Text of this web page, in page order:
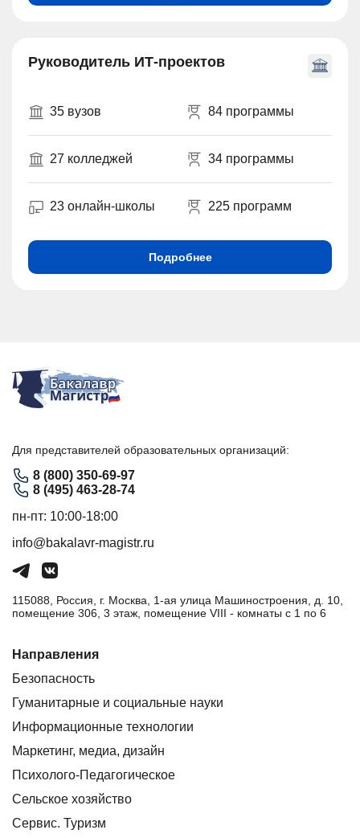
Руководитель ИТ-проектов
35 вузов 84 программы
27 колледжей 34 программы
23 онлайн-школы 225 программ
Подробнее
Для представителей образовательных организаций:
8 (800) 350-69-97
8 (495) 463-28-74
пн-пт: 10:00-18:00
info@bakalavr-magistr.ru
115088, Россия, г. Москва, 1-ая улица Машиностроения, д. 10,
помещение 306, 3 этаж, помещение VIII - комнаты с 1 по 6
Направления
Безопасность
Гуманитарные и социальные науки
Информационные технологии
Маркетинг, медиа, дизайн
Психолого-Педагогическое
Сельское хозяйство
Сервис. Туризм